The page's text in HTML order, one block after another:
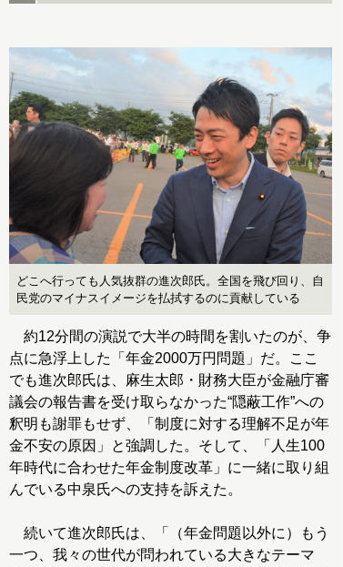
どこへ行っても人気抜群の進次郎氏。全国を飛び回り、自
民党のマイナスイメージを払拭するのに貢献している
約12分間の演説で大半の時間を割いたのが、争
点に急浮上した「年金2000万円問題」だ。ここ
でも進次郎氏は、麻生太郎・財務大臣が金融庁審
議会の報告書を受け取らなかった“隠蔽工作”への
釈明も謝罪もせず、「制度に対する理解不足が年
金不安の原因」と強調した。そして、「人生100
年時代に合わせた年金制度改革」に一緒に取り組
んでいる中泉氏への支持を訴えた。
続いて進次郎氏は、「（年金問題以外に）もう
一つ、我々の世代が問われている大きなテーマ